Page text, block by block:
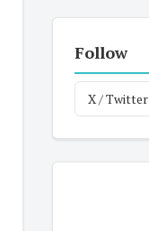
Follow
X / Twitter